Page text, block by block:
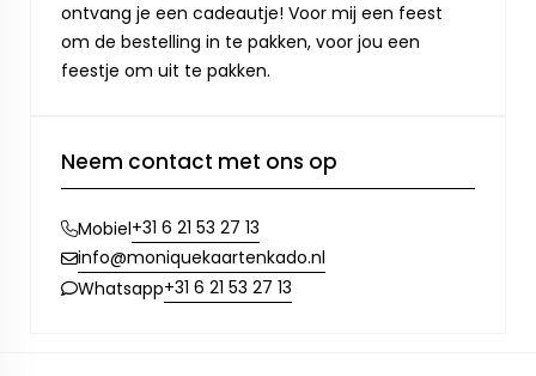
ontvang je een cadeautje! Voor mij een feest
om de bestelling in te pakken, voor jou een
feestje om uit te pakken.
Neem contact met ons op
Mobiel+31 6 21 53 27 13
info@moniquekaartenkado.nl
Whatsapp+31 6 21 53 27 13